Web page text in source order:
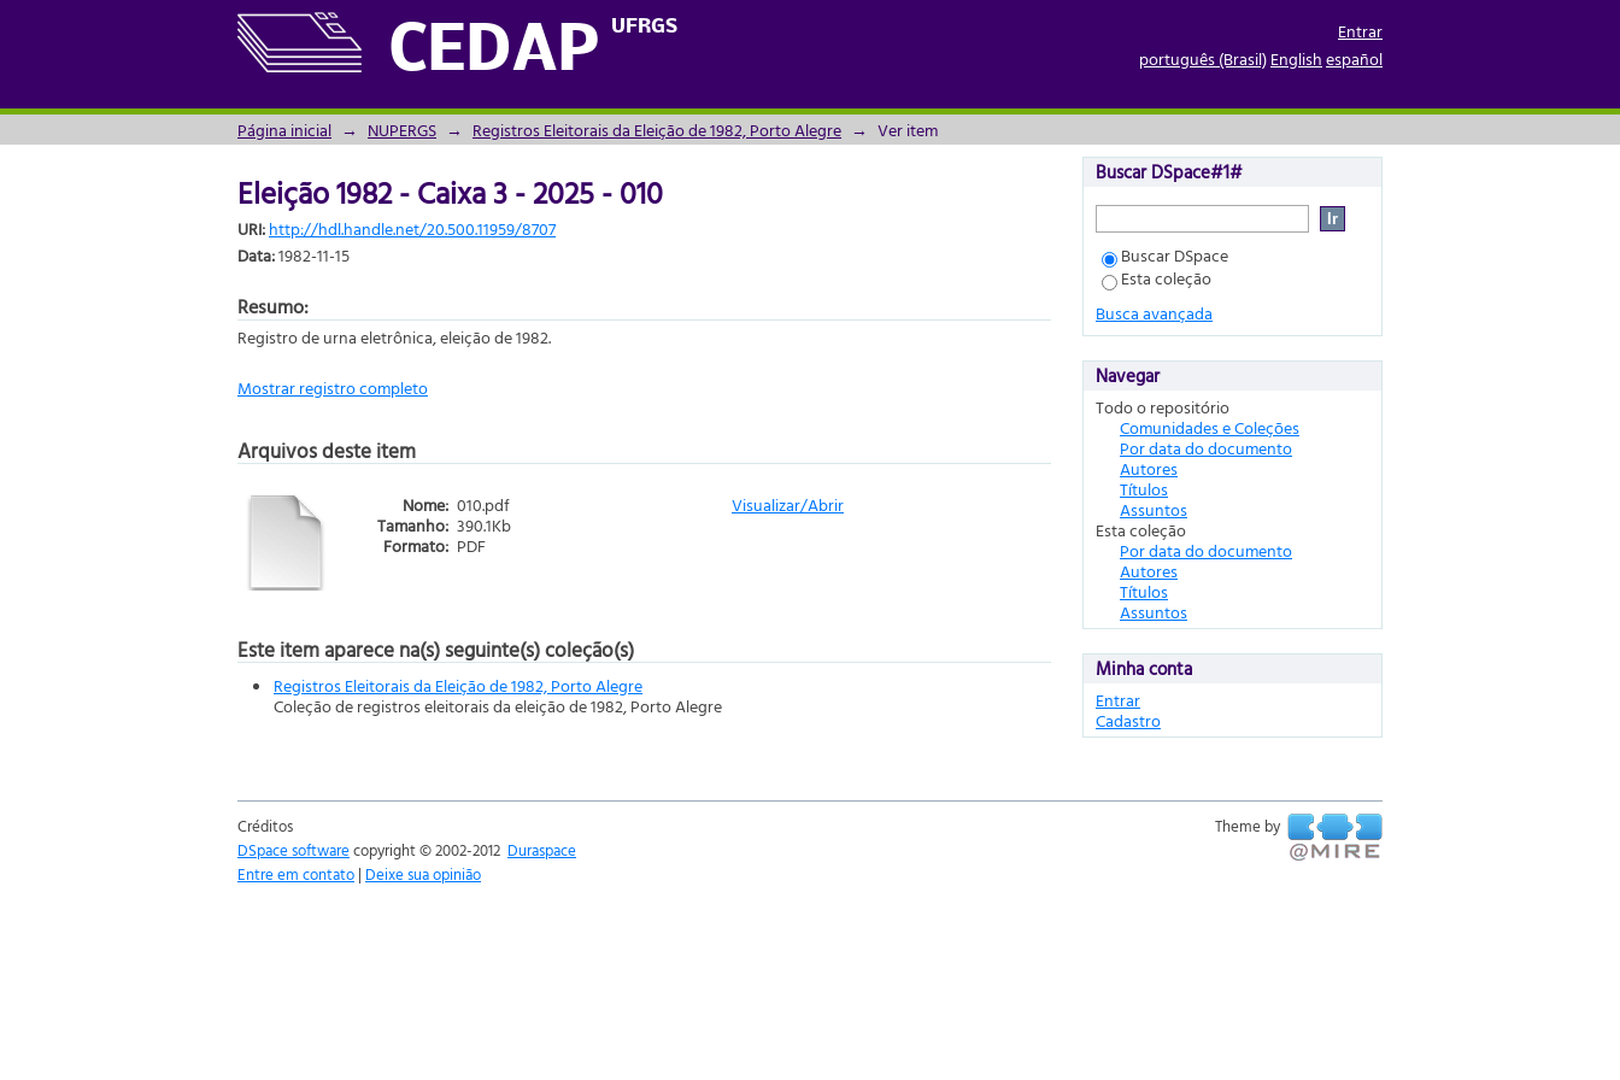
CEDAP UFRGS
Eleição 1982 - Caixa 3 - 2025 - 010
Entrar
português (Brasil)Englishespañol
Página inicial → NUPERGS → Registros Eleitorais da Eleição de 1982, Porto Alegre → Ver item
Eleição 1982 - Caixa 3 - 2025 - 010
URI:http://hdl.handle.net/20.500.11959/8707
Data:1982-11-15
Resumo:
Registro de urna eletrônica, eleição de 1982.
Mostrar registro completo
Arquivos deste item
Nome: 010.pdf
Tamanho: 390.1Kb
Formato: PDF
Visualizar/Abrir
Este item aparece na(s) seguinte(s) coleção(s)
Registros Eleitorais da Eleição de 1982, Porto Alegre
Coleção de registros eleitorais da eleição de 1982, Porto Alegre
Buscar DSpace#1#
Buscar DSpace
Esta coleção
Busca avançada
Navegar
Todo o repositório
Comunidades e Coleções
Por data do documento
Autores
Títulos
Assuntos
Esta coleção
Por data do documento
Autores
Títulos
Assuntos
Minha conta
Entrar
Cadastro
Créditos
DSpace softwarecopyright © 2002-2012 Duraspace
Theme by
Entre em contato | Deixe sua opinião